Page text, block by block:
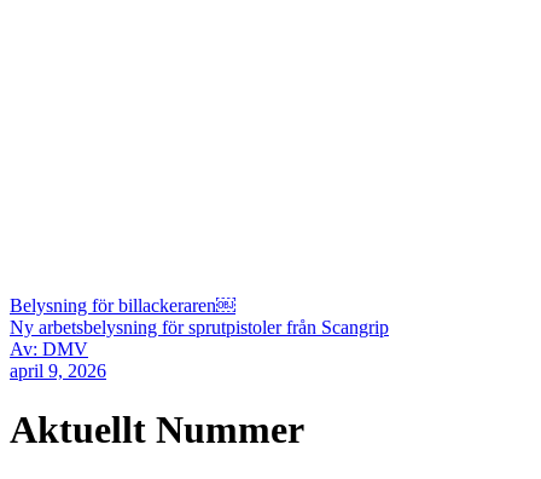
Belysning för billackeraren￼
Ny arbetsbelysning för sprutpistoler från Scangrip
Av: DMV
april 9, 2026
Aktuellt Nummer